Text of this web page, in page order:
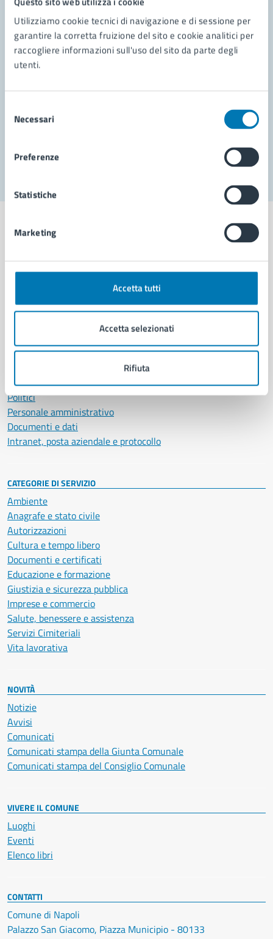
Utilizziamo cookie tecnici di navigazione e di sessione per
garantire la corretta fruizione del sito e cookie analitici per
raccogliere informazioni sull'uso del sito da parte degli
utenti.
delNecessari
Preferenze
Statistiche
Marketing
Accetta tutti
Accetta selezionati
Rifiuta
Contatta il comune
Leggi le domande frequenti
Problemi in città
Comune di Napoli
AMMINISTRAZIONE
Municipalità
Enti e fondazioni
Politici
Personale amministrativo
Documenti e dati
Intranet, posta aziendale e protocollo
CATEGORIE DI SERVIZIO
Ambiente
Anagrafe e stato civile
Autorizzazioni
Cultura e tempo libero
Documenti e certificati
Educazione e formazione
Giustizia e sicurezza pubblica
Imprese e commercio
Salute, benessere e assistenza
Servizi Cimiteriali
Vita lavorativa
NOVITÀ
Notizie
Avvisi
Comunicati
Comunicati stampa della Giunta Comunale
Comunicati stampa del Consiglio Comunale
VIVERE IL COMUNE
Luoghi
Eventi
Elenco libri
CONTATTI
Comune di Napoli
Palazzo San Giacomo, Piazza Municipio - 80133